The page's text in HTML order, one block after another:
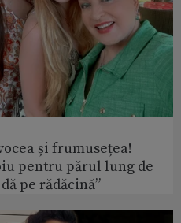
și frumusețea!
pentru părul lung de
pe rădăcină”